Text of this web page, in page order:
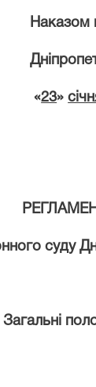
Наказом
«23»
суду
Загальні